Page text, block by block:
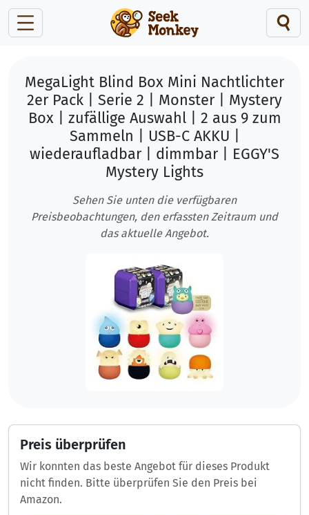
MegaLight Blind Box Mini Nachtlichter
2er Pack | Serie 2 | Monster | Mystery
Box | zufällige Auswahl | 2 aus 9 zum
Sammeln | USB-C AKKU |
wiederaufladbar | dimmbar | EGGY'S
Mystery Lights
Sehen Sie unten die verfügbaren
Preisbeobachtungen, den erfassten Zeitraum und
das aktuelle Angebot.
Preis überprüfen
Wir konnten das beste Angebot für dieses Produkt
nicht finden. Bitte überprüfen Sie den Preis bei
Amazon.